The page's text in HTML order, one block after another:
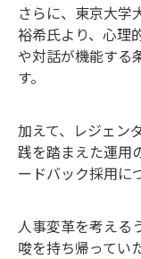
さらに、東京大
裕希氏より、 心理
や対話が機能する
す。
加えて、レジェン
践を踏まえた運用
ードバック採用に
人事変革を考える
唆を持ち帰ってい